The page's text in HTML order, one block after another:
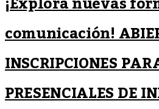
comunicación!
INSCRIPCIONES
PRESENCIALES DE